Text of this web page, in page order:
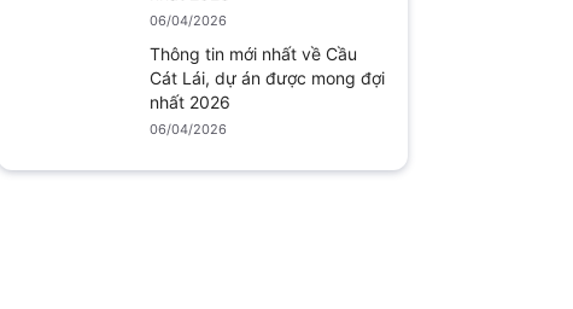
06/04/2026
Thông tin mới nhất về Cầu
Cát Lái, dự án được mong đợi
nhất 2026
06/04/2026